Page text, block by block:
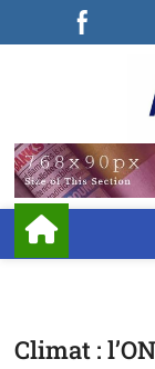
Facebook
LinkedIn
Climat :